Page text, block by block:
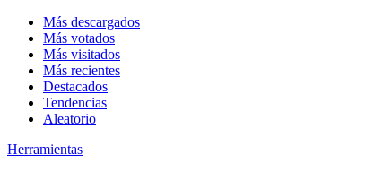
Más descargados
Más votados
Más visitados
Más recientes
Destacados
Tendencias
Aleatorio
Herramientas